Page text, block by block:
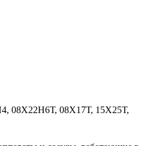
08Х22Н6Т, 08Х17Т, 15Х25Т,